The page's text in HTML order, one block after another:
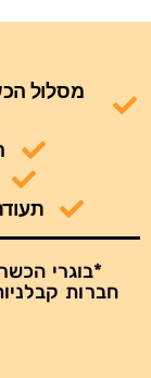
*בוגרי
חברות